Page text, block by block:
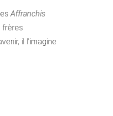
Affranchis
frères
il l’imagine